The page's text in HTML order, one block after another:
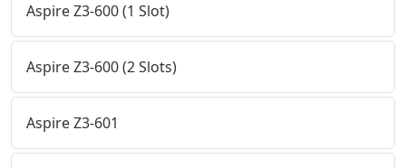
Aspire Z3-600 (1 Slot)
Aspire Z3-600 (2 Slots)
Aspire Z3-601